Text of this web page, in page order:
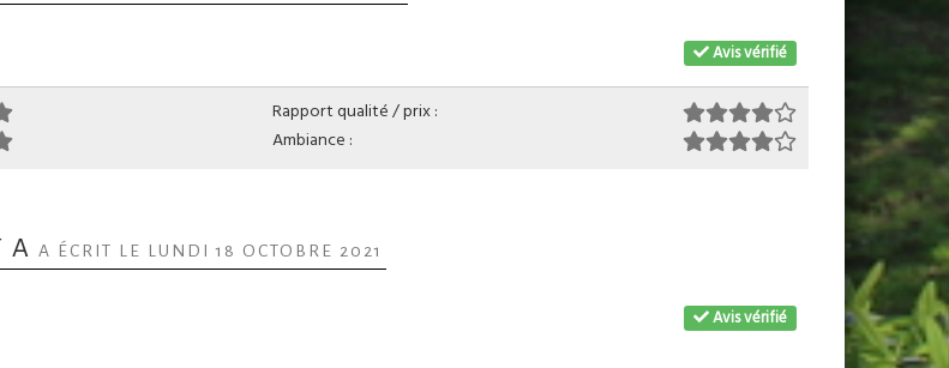
Avis vérifié
Rapport qualité / prix :
Ambiance :
A A ÉCRIT LE LUNDI 18 OCTOBRE 2021
Avis vérifié